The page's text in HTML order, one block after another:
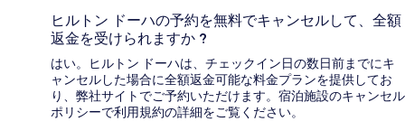
ヒルトン ドーハの予約を無料でキャンセルして、全額
返金を受けられますか ?
はい。ヒルトン ドーハは、チェックイン日の数日前までにキ
ャンセルした場合に全額返金可能な料金プランを提供してお
り、弊社サイトでご予約いただけます。宿泊施設のキャンセル
ポリシーで利用規約の詳細をご覧ください。